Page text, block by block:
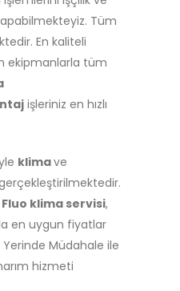
Tüm
En kaliteli
ekipmanlarla tüm
işleriniz en hızlı
klimave
Fluo klima servisi,
en uygun fiyatlar
Müdahale ile
hizmeti